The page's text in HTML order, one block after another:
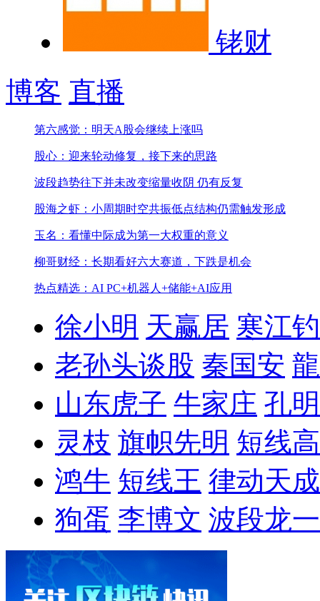
铑财
博客 直播
第六感觉：明天A股会继续上涨吗
股心：迎来轮动修复，接下来的思路
波段趋势往下并未改变缩量收阴 仍有反复
股海之虾：小周期时空共振低点结构仍需触发形成
玉名：看懂中际成为第一大权重的意义
柳哥财经：长期看好六大赛道，下跌是机会
热点精选：AI PC+机器人+储能+AI应用
徐小明 天赢居 寒江
老孙头谈股 秦国安
山东虎子 牛家庄 孔
灵枝 旗帜先明 短线
鸿牛 短线王 律动天成
狗蛋 李博文 波段龙一